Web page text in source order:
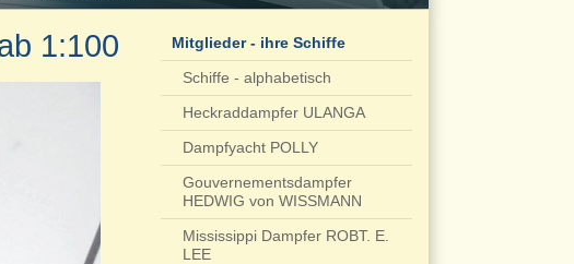
1:100
Mitglieder - ihre Schiffe
Schiffe - alphabetisch
Heckraddampfer ULANGA
Dampfyacht POLLY
Gouvernementsdampfer
HEDWIG von WISSMANN
Mississippi Dampfer ROBT. E.
LEE